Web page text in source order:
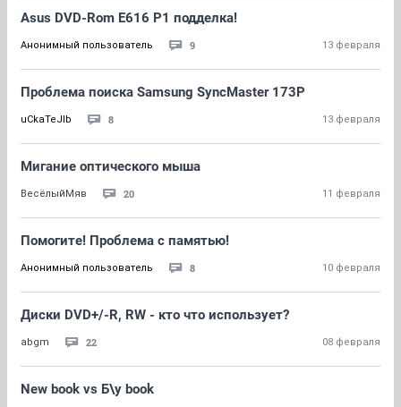
Asus DVD-Rom E616 P1 подделка!
Анонимный пользователь 9 13 февраля
Проблема поиска Samsung SyncMaster 173P
uCkaTeJIb 8 13 февраля
Мигание оптического мыша
ВесёлыйМяв 20 11 февраля
Помогите! Проблема с памятью!
Анонимный пользователь 8 10 февраля
Диски DVD+/-R, RW - кто что использует?
abgm 22 08 февраля
New book vs Б\у book